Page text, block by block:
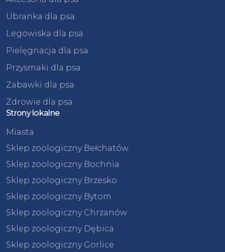
Ubranka dla psa
Legowiska dla psa
Pielęgnacja dla psa
Przysmaki dla psa
Zabawki dla psa
Zdrowie dla psa
Strony lokalne
Miasta
Sklep zoologiczny Bełchatów
Sklep zoologiczny Bochnia
Sklep zoologiczny Brzesko
Sklep zoologiczny Bytom
Sklep zoologiczny Chrzanów
Sklep zoologiczny Dębica
Sklep zoologiczny Gorlice